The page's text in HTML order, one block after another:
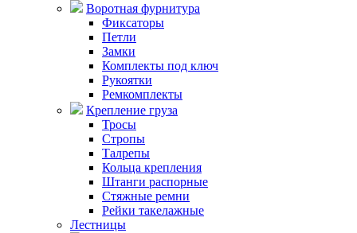
Воротная фурнитура
Фиксаторы
Петли
Замки
Комплекты под ключ
Рукоятки
Ремкомплекты
Крепление груза
Тросы
Стропы
Талрепы
Кольца крепления
Штанги распорные
Стяжные ремни
Рейки такелажные
Лестницы